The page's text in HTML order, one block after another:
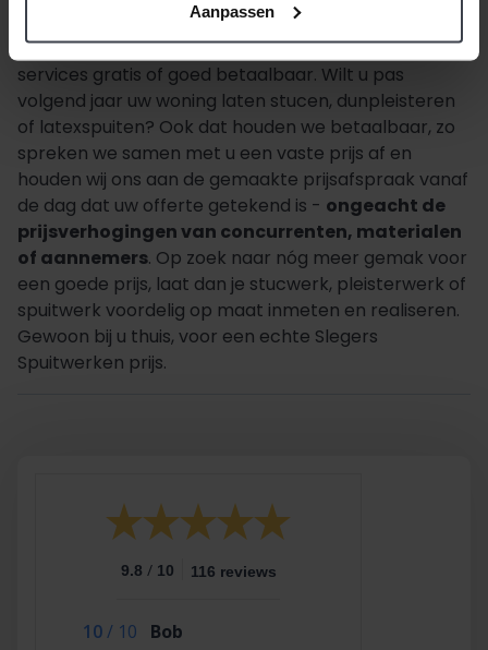
Aanpassen
Beste klant, wanneer alles duurder wordt,
wij de prijzen laag.Daarom zijn al onze extra
services gratis of goed betaalbaar. Wilt u pas
volgend jaar uw woning laten stucen, dunpleisteren
of latexspuiten? Ook dat houden we betaalbaar, zo
spreken we samen met u een vaste prijs af en
houden wij ons aan de gemaakte prijsafspraak vanaf
de dag dat uw offerte getekend is - ongeacht de
prijsverhogingen van concurrenten, materialen
of aannemers. Op zoek naar nóg meer gemak voor
een goede prijs, laat dan je stucwerk, pleisterwerk of
spuitwerk voordelig op maat inmeten en realiseren.
Gewoon bij u thuis, voor een echte Slegers
Spuitwerken prijs.
9.8 / 10 116 reviews
10/ 10
Bob